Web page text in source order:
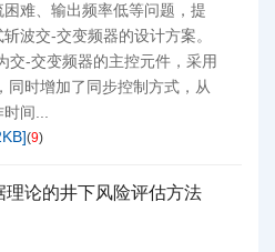
难、输出频率低等问题，提
波交-交变频器的设计方案。
交-交变频器的主控元件，采用
同时增加了同步控制方式，从
间...
](9)
论的井下风险评估方法